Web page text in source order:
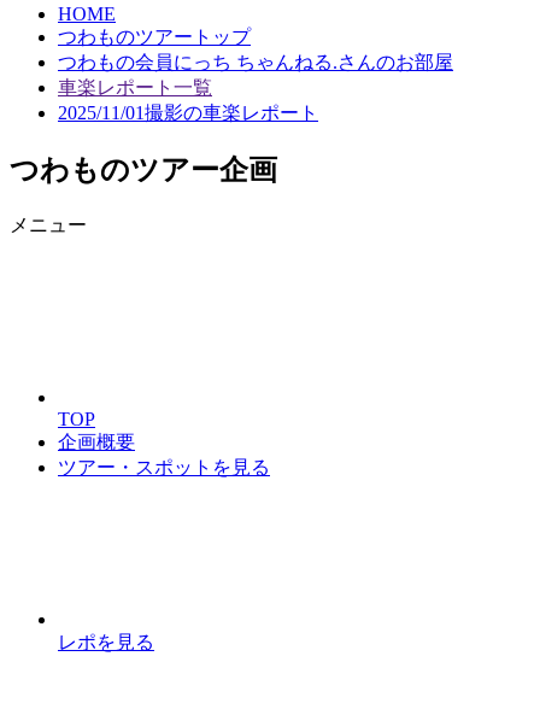
HOME
つわものツアートップ
つわもの会員にっち ちゃんねる.さんのお部屋
車楽レポート一覧
2025/11/01撮影の車楽レポート
つわものツアー企画
メニュー
TOP
企画概要
ツアー・スポットを見る
レポを見る